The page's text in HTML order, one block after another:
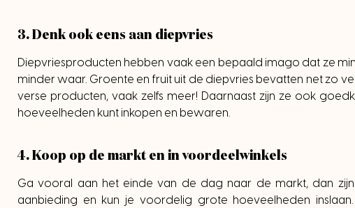
3. Denk ook eens aan diepvries
Diepvriesproducten hebben vaak een bepaald imago dat ze
minder waar. Groente en fruit uit de diepvries bevatten net zo
verse producten, vaak zelfs meer! Daarnaast zijn ze ook
hoeveelheden kunt inkopen en bewaren.
4. Koop op de markt en in voordeelwinkels
Ga vooral aan het einde van de dag naar de markt, dan
aanbieding en kun je voordelig grote hoeveelheden